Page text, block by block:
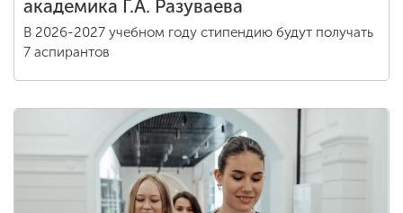
академика Г.А. Разуваева
В 2026-2027 учебном году стипендию будут получать
7 аспирантов